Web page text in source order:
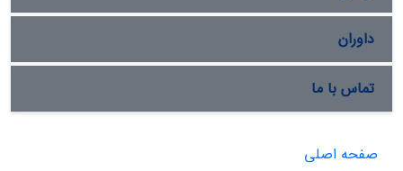
داوران
تماس با ما
صفحه اصلی